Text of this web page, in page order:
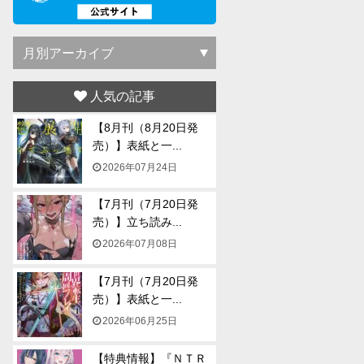
人気の記事
【8月刊（8月20日発
売）】表紙と一...
2026年07月24日
【7月刊（7月20日発
売）】立ち読み...
2026年07月08日
【7月刊（7月20日発
売）】表紙と一...
2026年06月25日
【特典情報】『ＮＴＲ